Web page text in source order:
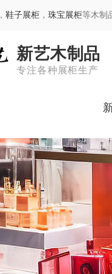
，鞋子展柜 ，珠宝展柜等木制
新艺木制品
专注各种展柜生产